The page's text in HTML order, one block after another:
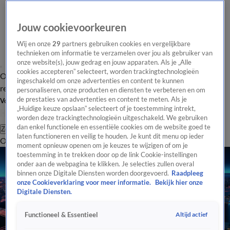
Overzicht Laatste nieuws Regionieuws Het beste van Hart
Tip de
redactie
Volg Hart van Nederland
Zoeken
OverzichtRegioUitzendingenWeerTip de redactiePanelVideo's
Jouw cookievoorkeuren
Wij en onze29 partners gebruiken cookies en vergelijkbare
technieken om informatie te verzamelen over jou als gebruiker van
onze website(s), jouw gedrag en jouw apparaten. Als je „Alle
cookies accepteren” selecteert, worden trackingtechnologieën
ingeschakeld om onze advertenties en content te kunnen
personaliseren, onze producten en diensten te verbeteren en om
de prestaties van advertenties en content te meten. Als je
„Huidige keuze opslaan” selecteert of je toestemming intrekt,
worden deze trackingtechnologieën uitgeschakeld. We gebruiken
dan enkel functionele en essentiële cookies om de website goed te
laten functioneren en veilig te houden. Je kunt dit menu op ieder
moment opnieuw openen om je keuzes te wijzigen of om je
toestemming in te trekken door op de link Cookie-instellingen
onder aan de webpagina te klikken. Je selecties zullen overal
binnen onze Digitale Diensten worden doorgevoerd. Raadpleeg
onze Cookieverklaring voor meer informatie.
Bekijk hier onze
Digitale Diensten.
Functioneel & Essentieel Altijd actief